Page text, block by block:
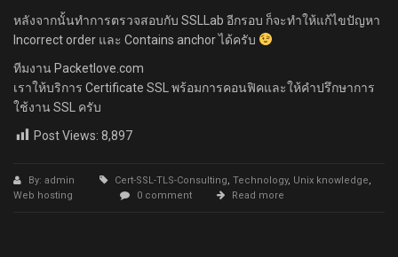
หลังจากนั้นทำการตรวจสอบกับ SSLLab อีกรอบ ก็จะทำให้แก้ไขปัญหา
Incorrect order และ Contains anchor ได้ครับ
ทีมงาน Packetlove.com
เราให้บริการ Certificate SSL พร้อมการคอนฟิคและให้คำปรึกษาการ
ใช้งาน SSL ครับ
Post Views: 8,897
By: admin Cert-SSL-TLS-Consulting, Technology, Unix knowledge,
Web hosting
0 comment Read more